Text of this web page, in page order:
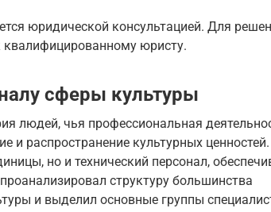
юридической консультацией. Для
квалифицированному юристу.
сферы культуры
людей, чья профессиональная
и распространение культурных
но и технический персонал,
структуру большинства
и выделил основные группы